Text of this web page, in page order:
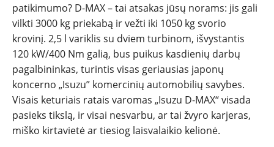
patikimumo? D-MAX – tai atsakas jūsų norams: jis gali
vilkti 3000 kg priekabą ir vežti iki 1050 kg svorio
krovinį. 2,5 l variklis su dviem turbinom, išvystantis
120 kW/400 Nm galią, bus puikus kasdienių darbų
pagalbininkas, turintis visas geriausias japonų
koncerno „Isuzu” komercinių automobilių savybes.
Visais keturiais ratais varomas „Isuzu D-MAX“ visada
pasieks tikslą, ir visai nesvarbu, ar tai žvyro karjeras,
miško kirtavietė ar tiesiog laisvalaikio kelionė.